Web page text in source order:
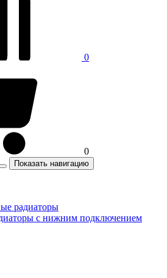
0
0
Показать навигацию
радиаторы
c нижним подключением